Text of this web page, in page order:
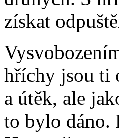
získat
hříchy jsou ti
a útěk, ale
to bylo dáno.